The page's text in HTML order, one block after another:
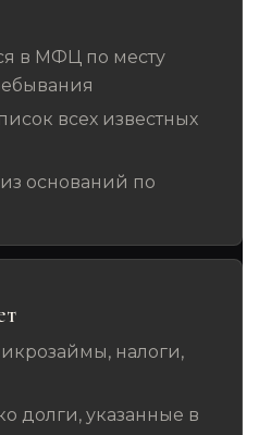
в МФЦ по месту
всех известных
оснований по
налоги,
долги, указанные в